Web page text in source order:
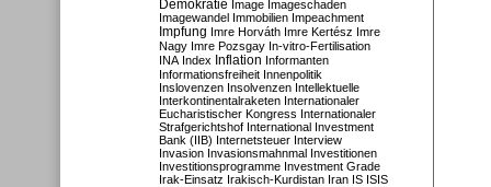
Demokratie Image Imageschaden
Imagewandel Immobilien Impeachment
Impfung Imre Horváth Imre Kertész Imre
Nagy Imre Pozsgay In-vitro-Fertilisation
INA Index Inflation Informanten
Informationsfreiheit Innenpolitik
Inslovenzen Insolvenzen Intellektuelle
Interkontinentalraketen Internationaler
Eucharistischer Kongress Internationaler
Strafgerichtshof International Investment
Bank (IIB) Internetsteuer Interview
Invasion Invasionsmahnmal Investitionen
Investitionsprogramme Investment Grade
Irak-Einsatz Irakisch-Kurdistan Iran IS ISIS